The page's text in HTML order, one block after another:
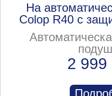
На
Colop R40 с
2 999